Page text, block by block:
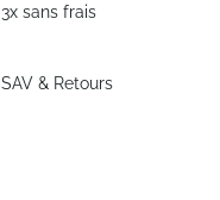
3x sans frais
SAV & Retours